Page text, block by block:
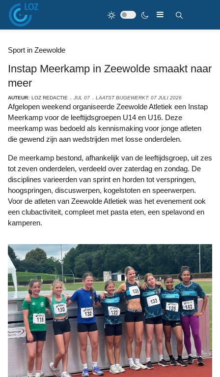
Sport in Zeewolde
Instap Meerkamp in Zeewolde smaakt naar
meer
AUTEUR: LOZ REDACTIE JUL 07 LAATST BIJGEWERKT: 07 JULI 2026
Afgelopen weekend organiseerde Zeewolde Atletiek een Instap
Meerkamp voor de leeftijdsgroepen U14 en U16. Deze
meerkamp was bedoeld als kennismaking voor jonge atleten
die gewend zijn aan wedstrijden met losse onderdelen.
De meerkamp bestond, afhankelijk van de leeftijdsgroep, uit zes
tot zeven onderdelen, verdeeld over zaterdag en zondag. De
disciplines varieerden van sprint en horden tot verspringen,
hoogspringen, discuswerpen, kogelstoten en speerwerpen.
Voor de atleten van Zeewolde Atletiek was het evenement ook
een clubactiviteit, compleet met pasta eten, een spelavond en
kamperen.